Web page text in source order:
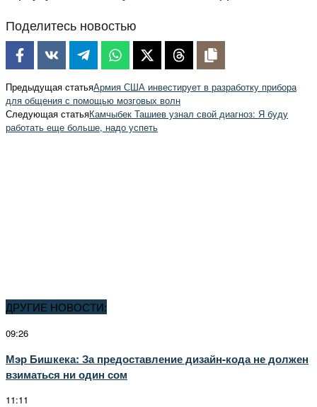
Поделитесь новостью
Предыдущая статьяАрмия США инвестирует в разработку прибора
для общения с помощью мозговых волн
Следующая статьяКамчыбек Ташиев узнал свой диагноз: Я буду
работать еще больше, надо успеть
ДРУГИЕ НОВОСТИ:
09:26
Мэр Бишкека: За предоставление дизайн-кода не должен
взиматься ни один сом
11:11